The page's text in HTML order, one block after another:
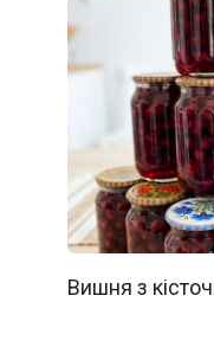
Вишня з